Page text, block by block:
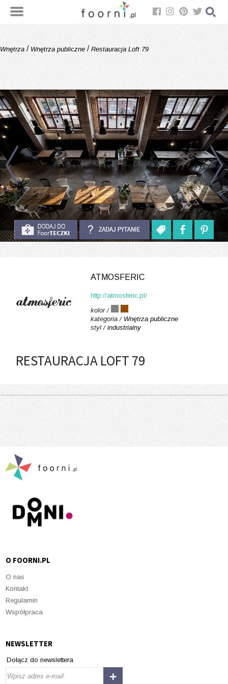
Wnętrza / Wnętrza publiczne / Restauracja Loft 79
ATMOSFERIC
http://atmosferic.pl/
kolor /
kategoria / Wnętrza publiczne
styl / industrialny
RESTAURACJA LOFT 79
O FOORNI.PL
O nas
Kontakt
Regulamin
Współpraca
NEWSLETTER
Dołącz do newslettera